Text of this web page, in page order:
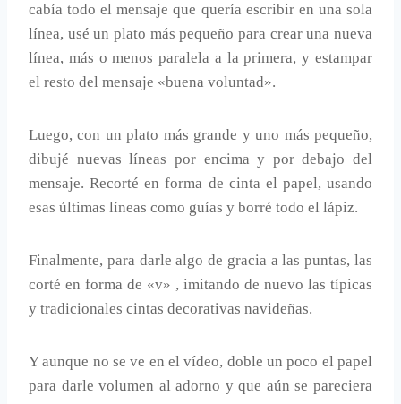
cabía todo el mensaje que quería escribir en una sola
línea, usé un plato más pequeño para crear una nueva
línea, más o menos paralela a la primera, y estampar
el resto del mensaje «buena voluntad».
Luego, con un plato más grande y uno más pequeño,
dibujé nuevas líneas por encima y por debajo del
mensaje. Recorté en forma de cinta el papel, usando
esas últimas líneas como guías y borré todo el lápiz.
Finalmente, para darle algo de gracia a las puntas, las
corté en forma de «v» , imitando de nuevo las típicas
y tradicionales cintas decorativas navideñas.
Y aunque no se ve en el vídeo, doble un poco el papel
para darle volumen al adorno y que aún se pareciera